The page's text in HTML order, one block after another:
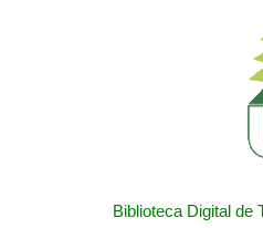
Biblioteca Digital de